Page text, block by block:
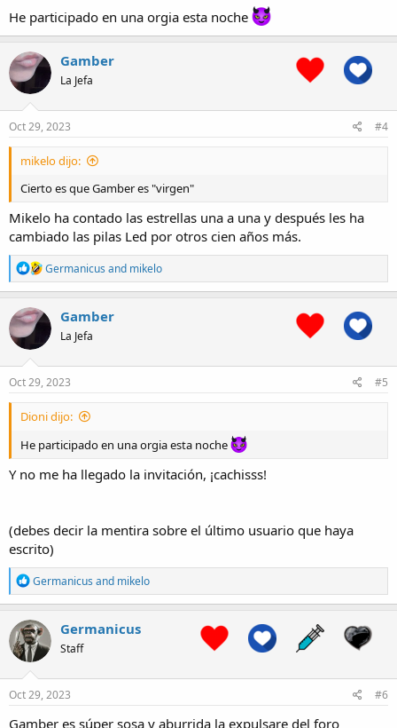
He participado en una orgia esta noche
Gamber
La Jefa
Oct 29, 2023 #4
mikelo dijo:
Cierto es que Gamber es "virgen"
Mikelo ha contado las estrellas una a una y después les ha
cambiado las pilas Led por otros cien años más.
R
e
a
c
t
i
n
s
Germanicus and mikelo
Gamber
La Jefa
Oct 29, 2023 #5
Dioni dijo:
He participado en una orgia esta noche
Y no me ha llegado la invitación, ¡cachisss!
(debes decir la mentira sobre el último usuario que haya
escrito)
R
e
a
c
t
i
o
n
s
Germanicus and mikelo
Germanicus
Staff
Oct 29, 2023 #6
Gamber es súper sosa y aburrida la expulsare del foro